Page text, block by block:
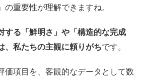
重要性が理解できますね。
する「鮮明さ」や「構造的な完成
、私たちの主観に頼りがちです。
価項目を、客観的なデータとして数